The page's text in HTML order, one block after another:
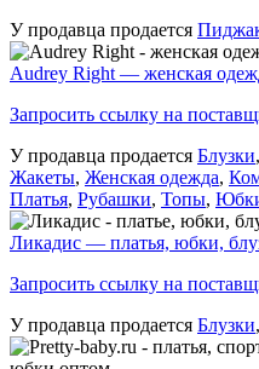
У продавца продается
Audrey Right — женская
Запросить ссылку на
У продавца продается Блузки,
Жакеты, Женская одежда,
Платья, Рубашки, Топы,
Ликадис — платья, юбки,
Запросить ссылку на
У продавца продается Блузки,